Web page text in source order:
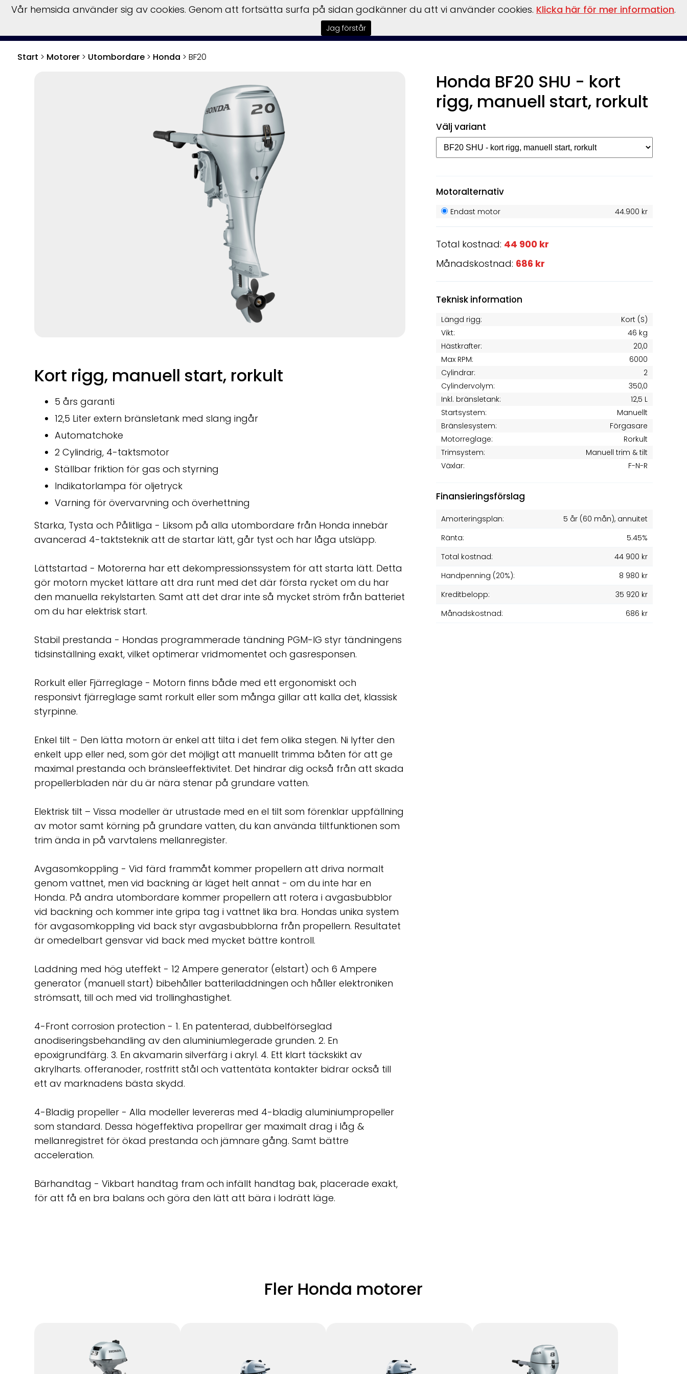
Trailers Garmin
Start > Motorer> Utombordare> Honda > BF20
Honda BF20 SHU - kort
rigg, manuell start, rorkult
Välj variant
Motoralternativ
Endast motor 44.900 kr
Total kostnad: 44 900 kr
Månadskostnad: 686 kr
Teknisk information
Längd rigg:
Kort (S)
Vikt:
46 kg
Hästkrafter:
20,0
Max RPM:
6000
Cylindrar:
2
Cylindervolym:
350,0
Inkl. bränsletank:
12,5 L
Startsystem:
Manuellt
Bränslesystem:
Förgasare
Motorreglage:
Rorkult
Trimsystem:
Manuell trim & tilt
Växlar:
F-N-R
Finansieringsförslag
Amorteringsplan: 5 år(60 mån), annuitet
Ränta:
5.45%
Total kostnad:
44 900 kr
Handpenning (20%):
8 980 kr
Kreditbelopp:
35 920 kr
Månadskostnad:
686 kr
Kort rigg, manuell start, rorkult
5 års garanti
12,5 Liter extern bränsletank med slang ingår
Automatchoke
2 Cylindrig, 4-taktsmotor
Ställbar friktion för gas och styrning
Indikatorlampa för oljetryck
Varning för övervarvning och överhettning
Starka, Tysta och Pålitliga - Liksom på alla utombordare från Honda innebär
avancerad 4-taktsteknik att de startar lätt, går tyst och har låga utsläpp.
Lättstartad - Motorerna har ett dekompressionssystem för att starta lätt. Detta
gör motorn mycket lättare att dra runt med det där första rycket om du har
den manuella rekylstarten. Samt att det drar inte så mycket ström från batteriet
om du har elektrisk start.
Stabil prestanda - Hondas programmerade tändning PGM-IG styr tändningens
tidsinställning exakt, vilket optimerar vridmomentet och gasresponsen.
Rorkult eller Fjärreglage - Motorn finns både med ett ergonomiskt och
responsivt fjärreglage samt rorkult eller som många gillar att kalla det, klassisk
styrpinne.
Enkel tilt - Den lätta motorn är enkel att tilta i det fem olika stegen. Ni lyfter den
enkelt upp eller ned, som gör det möjligt att manuellt trimma båten för att ge
maximal prestanda och bränsleeffektivitet. Det hindrar dig också från att skada
propellerbladen när du är nära stenar på grundare vatten.
Elektrisk tilt – Vissa modeller är utrustade med en el tilt som förenklar uppfällning
av motor samt körning på grundare vatten, du kan använda tiltfunktionen som
trim ända in på varvtalens mellanregister.
Avgasomkoppling - Vid färd frammåt kommer propellern att driva normalt
genom vattnet, men vid backning är läget helt annat - om du inte har en
Honda. På andra utombordare kommer propellern att rotera i avgasbubblor
vid backning och kommer inte gripa tag i vattnet lika bra. Hondas unika system
för avgasomkoppling vid back styr avgasbubblorna från propellern. Resultatet
är omedelbart gensvar vid back med mycket bättre kontroll.
Laddning med hög uteffekt - 12 Ampere generator (elstart) och 6 Ampere
generator (manuell start) bibehåller batteriladdningen och håller elektroniken
strömsatt, till och med vid trollinghastighet.
4-Front corrosion protection - 1. En patenterad, dubbelförseglad
anodiseringsbehandling av den aluminiumlegerade grunden. 2. En
epoxigrundfärg. 3. En akvamarin silverfärg i akryl. 4. Ett klart täckskikt av
akrylharts. offeranoder, rostfritt stål och vattentäta kontakter bidrar också till
ett av marknadens bästa skydd.
4-Bladig propeller - Alla modeller levereras med 4-bladig aluminiumpropeller
som standard. Dessa högeffektiva propellrar ger maximalt drag i låg &
mellanregistret för ökad prestanda och jämnare gång. Samt bättre
acceleration.
Bärhandtag - Vikbart handtag fram och infällt handtag bak, placerade exakt,
för att få en bra balans och göra den lätt att bära i lodrätt läge.
Fler Honda motorer
Vår hemsida använder sig av cookies. Genom att fortsätta surfa på sidan godkänner du att vi använder cookies. Klicka här för mer information.
Jag förstår